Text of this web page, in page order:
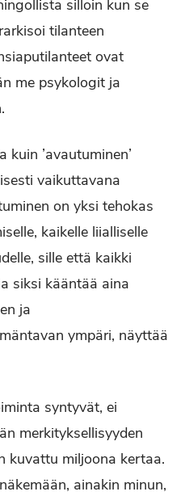
silloin kun se
tilanteen
ovat
me psykologit ja
’avautuminen’
vaikuttavana
on yksi tehokas
kaikelle liialliselle
sille että kaikki
siksi kääntää aina
ja
ympäri, näyttää
syntyvät, ei
merkityksellisyyden
kuvattu miljoona kertaa.
ainakin minun,